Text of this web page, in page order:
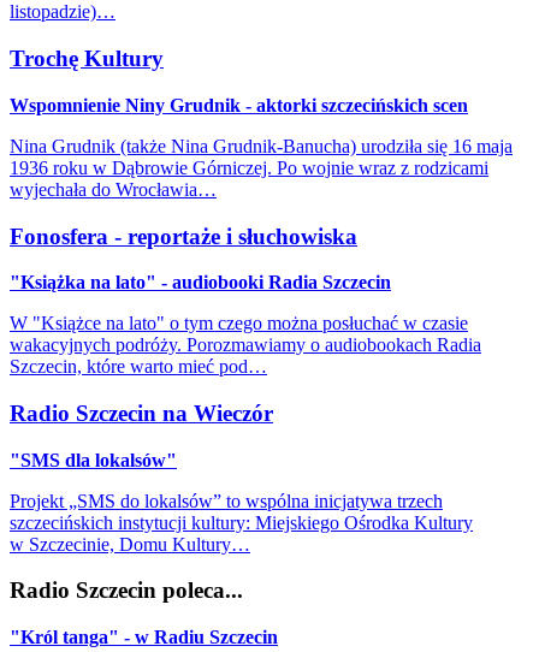
listopadzie)…
Trochę Kultury
Wspomnienie Niny Grudnik - aktorki szczecińskich scen
Nina Grudnik (także Nina Grudnik-Banucha) urodziła się 16 maja
1936 roku w Dąbrowie Górniczej. Po wojnie wraz z rodzicami
wyjechała do Wrocławia…
Fonosfera - reportaże i słuchowiska
"Książka na lato" - audiobooki Radia Szczecin
W "Książce na lato" o tym czego można posłuchać w czasie
wakacyjnych podróży. Porozmawiamy o audiobookach Radia
Szczecin, które warto mieć pod…
Radio Szczecin na Wieczór
"SMS dla lokalsów"
Projekt „SMS do lokalsów” to wspólna inicjatywa trzech
szczecińskich instytucji kultury: Miejskiego Ośrodka Kultury
w Szczecinie, Domu Kultury…
Radio Szczecin poleca...
"Król tanga" - w Radiu Szczecin